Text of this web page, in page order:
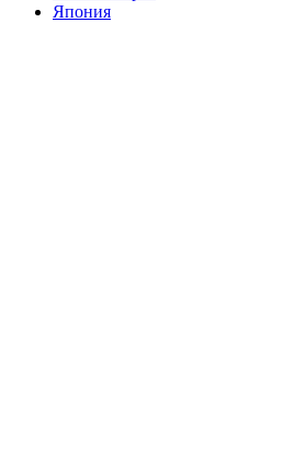
Япония